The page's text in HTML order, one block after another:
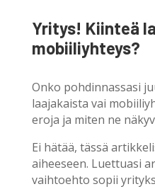
Yritys! Kiinteä
mobiiliyhteys?
Onko pohdinnassasi
laajakaista vai
eroja ja miten ne
Ei hätää, tässä
aiheeseen. Luettuasi
vaihtoehto sopii